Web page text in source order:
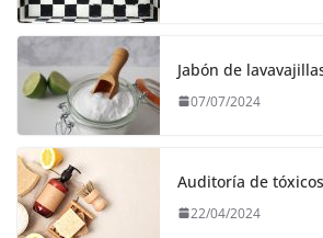
Jabón de
07/07/2024
Auditoría de
22/04/2024